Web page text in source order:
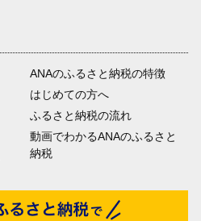
ANAのふるさと納税の特徴
はじめての方へ
ふるさと納税の流れ
動画でわかるANAのふるさと
納税